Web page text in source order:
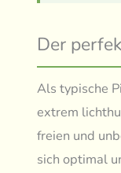
Der
Als typische
extrem
freien und
sich optimal